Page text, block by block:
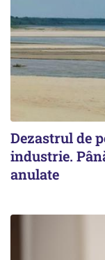
Dezastrul de
industrie.
anulate